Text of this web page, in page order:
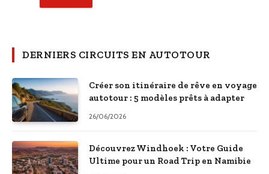
DERNIERS CIRCUITS EN AUTOTOUR
Créer son itinéraire de rêve en voyage
autotour : 5 modèles prêts à adapter
26/06/2026
Découvrez Windhoek : Votre Guide
Ultime pour un Road Trip en Namibie